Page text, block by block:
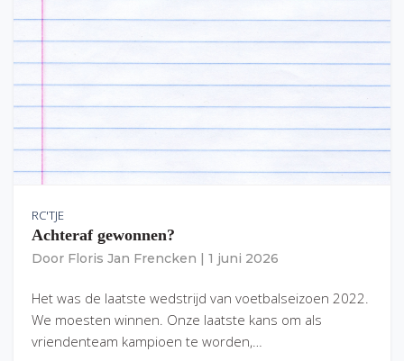
RC'TJE
Achteraf gewonnen?
Door Floris Jan Frencken 1 juni 2026
Het was de laatste wedstrijd van voetbalseizoen 2022.
We moesten winnen. Onze laatste kans om als
vriendenteam kampioen te worden,…